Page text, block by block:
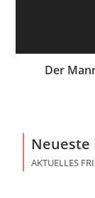
Der
Neueste
AKTUELLES